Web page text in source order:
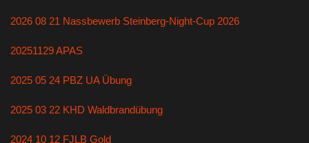
2026 08 21 Nassbewerb Steinberg-Night-Cup 2026
20251129 APAS
2025 05 24 PBZ UA Übung
2025 03 22 KHD Waldbrandübung
2024 10 12 FJLB Gold